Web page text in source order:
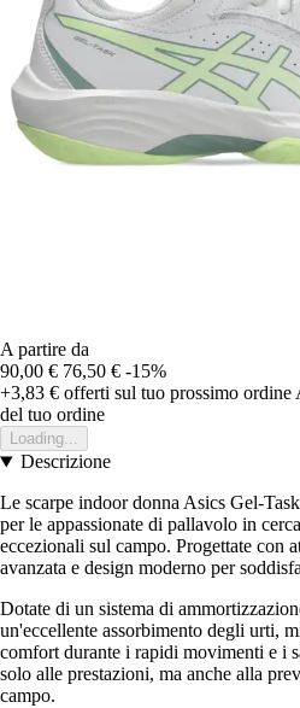
A partire da
90,00 € 76,50 € -15%
+3,83 € offerti sul tuo prossimo ordine
del tuo ordine
Loading...
Descrizione
Le scarpe indoor donna Asics Gel-
per le appassionate di pallavolo in
eccezionali sul campo. Progettate con
avanzata e design moderno per
Dotate di un sistema di
un'eccellente assorbimento degli urti,
comfort durante i rapidi movimenti e i
solo alle prestazioni, ma anche alla
campo.